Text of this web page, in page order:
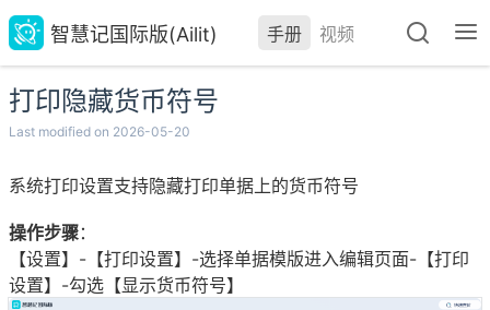
智慧记国际版(Ailit) 手册 视频
打印隐藏货币符号
Last modified on 2026-05-20
系统打印设置支持隐藏打印单据上的货币符号
操作步骤：
【设置】-【打印设置】-选择单据模版进入编辑页面-【打印
设置】-勾选【显示货币符号】